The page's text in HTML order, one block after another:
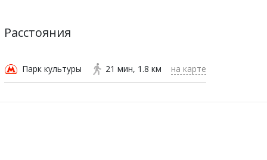
Расстояния
Парк культуры 21 мин 1.8 км на карте